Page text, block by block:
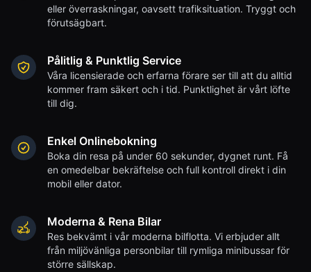
eller överraskningar, oavsett trafiksituation. Tryggt och
förutsägbart.
Pålitlig & Punktlig Service
Våra licensierade och erfarna förare ser till att du alltid
kommer fram säkert och i tid. Punktlighet är vårt löfte
till dig.
Enkel Onlinebokning
Boka din resa på under 60 sekunder, dygnet runt. Få
en omedelbar bekräftelse och full kontroll direkt i din
mobil eller dator.
Moderna & Rena Bilar
Res bekvämt i vår moderna bilflotta. Vi erbjuder allt
från miljövänliga personbilar till rymliga minibussar för
större sällskap.